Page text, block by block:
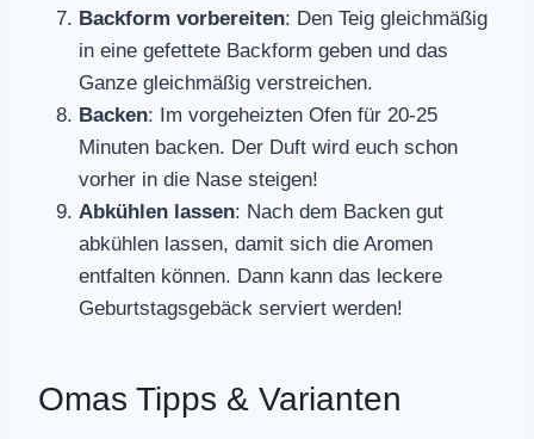
Backform vorbereiten: Den Teig gleichmäßig
in eine gefettete Backform geben und das
Ganze gleichmäßig verstreichen.
Backen: Im vorgeheizten Ofen für 20-25
Minuten backen. Der Duft wird euch schon
vorher in die Nase steigen!
Abkühlen lassen: Nach dem Backen gut
abkühlen lassen, damit sich die Aromen
entfalten können. Dann kann das leckere
Geburtstagsgebäck serviert werden!
Omas Tipps & Varianten